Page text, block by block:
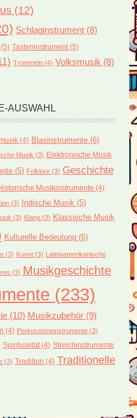
(12)
Schlaginstrument(8)
Tasteninstrument(5)
Trommeln(4) Volksmusik (8)
AUSWAHL
(4) Blasinstrumente(6)
Musik (3) Elektronische Musik
(5) Folklore(3) Geschichte
Musikinstrumente (4)
(3) Indische Musik (5)
(3) Klang(3) Klassische Musik
Kulturelle Bedeutung(6)
(3) Kunst(3) Lateinamerikanische
(3) Musikgeschichte
(233)
(10) Musikzubehör(9)
(4) Perkussionsinstrumente(3)
Spiritualität(4) Streichinstrumente
(3) Tradition (4) Traditionelle